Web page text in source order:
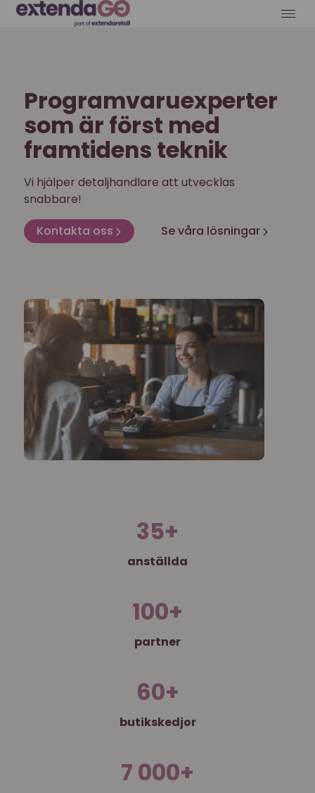
Programvaruexperter
som är först med
framtidens teknik
Vi hjälper detaljhandlare att utvecklas
snabbare!
Kontakta oss
Se våra lösningar
35+
anställda
100+
partner
60+
butikskedjor
7 000+